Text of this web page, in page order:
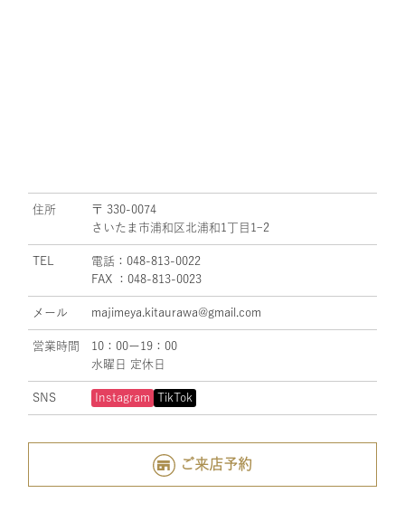
住所
〒 330-0074
さいたま市浦和区北浦和1丁目1ｰ2
TEL
電話：048-813-0022
FAX ：048-813-0023
メール majimeya.kitaurawa@gmail.com
営業時間
10：00ー19：00
水曜日 定休日
SNS Instagram TikTok
ご来店予約